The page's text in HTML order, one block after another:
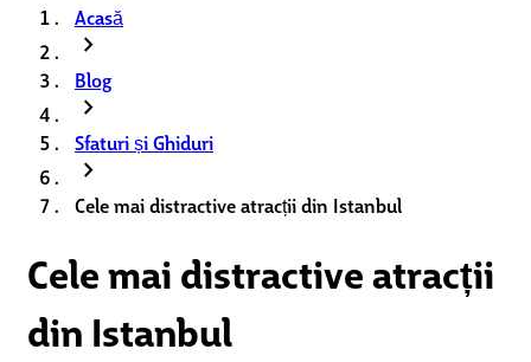
Acasă
chevron_right
Blog
chevron_right
Sfaturi și Ghiduri
chevron_right
Cele mai distractive atracții din Istanbul
Cele mai distractive atracții
din Istanbul